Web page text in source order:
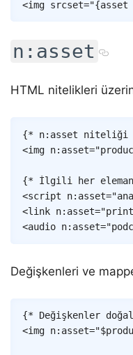
<img srcset="{asset
n:asset
HTML nitelikleri
{* n:asset niteliği
<img n:asset="
{* İlgili her
<script n:asset="
<link n:asset="print
<audio n:asset="
Değişkenleri ve
{* Değişkenler
<img n:asset="